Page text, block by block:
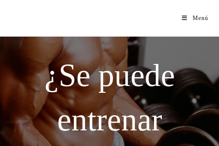
Menú
¿Se puede
entrenar